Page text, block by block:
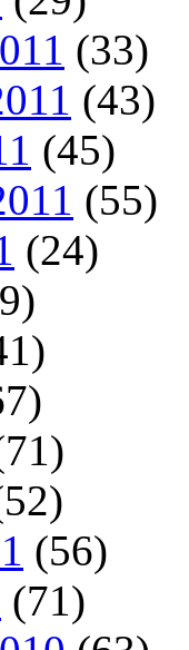
(33)
(43)
(45)
(55)
(24)
(56)
(71)